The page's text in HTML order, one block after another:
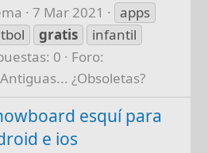
7 Mar 2021
apps
gratis
infantil
0
Foro:
¿Obsoletas?
esquí para
e ios